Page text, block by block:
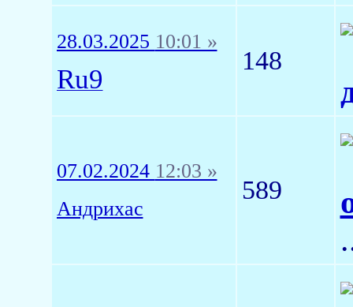
28.03.2025 10:01 »
Ru9
148
07.02.2024 12:03 »
Андрихас
589